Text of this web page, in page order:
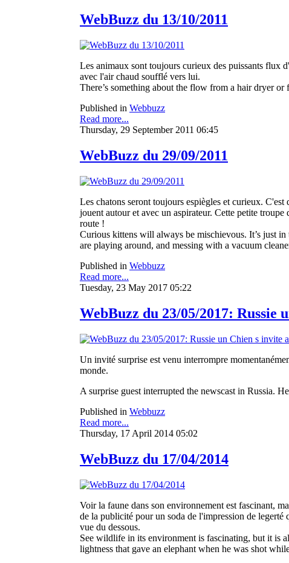
WebBuzz du 13/10/2011
Les animaux sont toujours curieux des puissants flux
avec l'air chaud soufflé vers lui.
There’s something about the flow from a hair dryer
Published in Webbuzz
Read more...
Thursday, 29 September 2011 06:45
WebBuzz du 29/09/2011
Les chatons seront toujours espiègles et curieux.
jouent autour et avec un aspirateur. Cette petite
route !
Curious kittens will always be mischievous. It’s just
are playing around, and messing with a vacuum
Published in Webbuzz
Read more...
Tuesday, 23 May 2017 05:22
WebBuzz du 23/05/2017: Russie
Un invité surprise est venu interrompre
monde.
A surprise guest interrupted the newscast in Russia.
Published in Webbuzz
Read more...
Thursday, 17 April 2014 05:02
WebBuzz du 17/04/2014
Voir la faune dans son environnement est fascinant,
de la publicité pour un soda de l'impression de
vue du dessous.
See wildlife in its environment is fascinating, but it is
lightness that gave an elephant when he was shot